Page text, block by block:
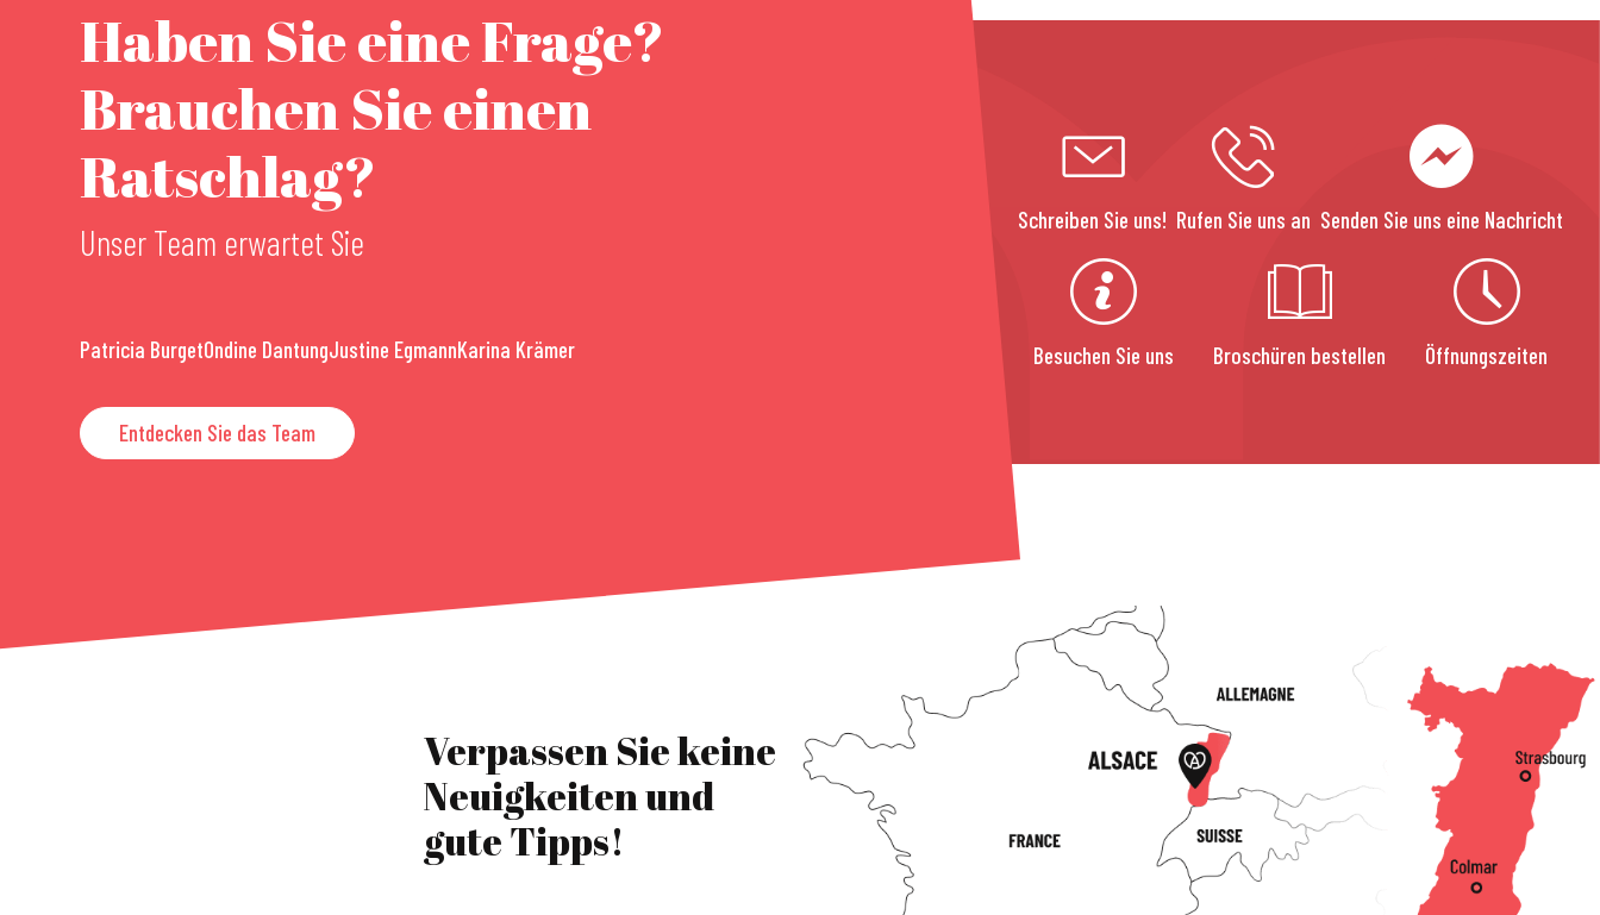
Haben Sie eine Frage?
Brauchen Sie einen
Ratschlag?
Unser Team erwartet Sie
Patricia BurgetOndine DantungJustine EgmannKarina Krämer
Entdecken Sie das Team
Schreiben Sie uns! Rufen Sie uns an Senden Sie uns eine Nachricht
Besuchen Sie uns Broschüren bestellen Öffnungszeiten
Verpassen Sie keine
Neuigkeiten und
gute Tipps!